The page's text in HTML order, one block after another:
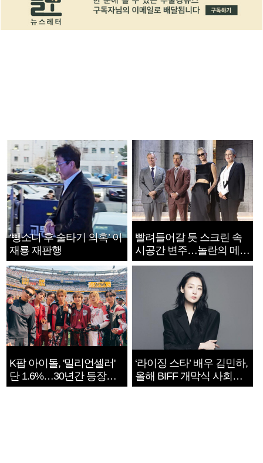
‘뺑소니 후 술타기 의혹’ 이
재룡 재판행
빨려들어갈 듯 스크린 속
시공간 변주…놀란의 메시
지는 ‘전쟁 속죄’
K팝 아이돌, '밀리언셀러'
단 1.6%…30년간 등장
1182개팀 전수조사
‘라이징 스타’ 배우 김민하,
올해 BIFF 개막식 사회자
확정